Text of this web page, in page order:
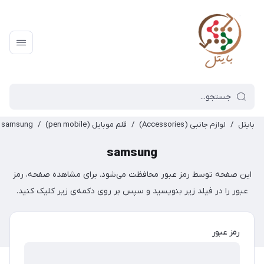
بایتل / لوازم جانبی (Accessories) / قلم موبایل (pen mobile) /
samsung
samsung
این صفحه توسط رمز عبور محافظت می‌شود. برای مشاهده صفحه، رمز
عبور را در فیلد زیر بنویسید و سپس بر روی دکمه‌ی زیر کلیک کنید.
رمز عبور